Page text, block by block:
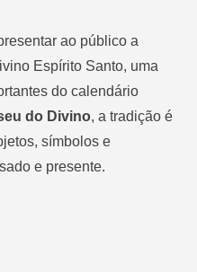
ao público a
Espírito Santo, uma
do calendário
do Divino, a tradição é
símbolos e
e presente.